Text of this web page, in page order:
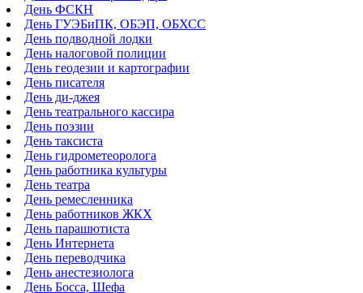
День ФСКН
День ГУЭБиПК, ОБЭП, ОБХСС
День подводной лодки
День налоговой полиции
День геодезии и картографии
День писателя
День ди-джея
День театрального кассира
День поэзии
День таксиста
День гидрометеоролога
День работника культуры
День театра
День ремесленника
День работников ЖКХ
День парашютиста
День Интернета
День переводчика
День анестезиолога
День Босса, Шефа